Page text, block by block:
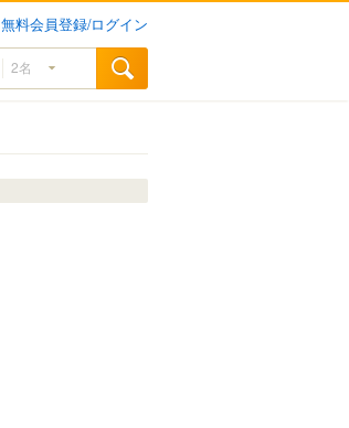
無料会員登録/ログイン